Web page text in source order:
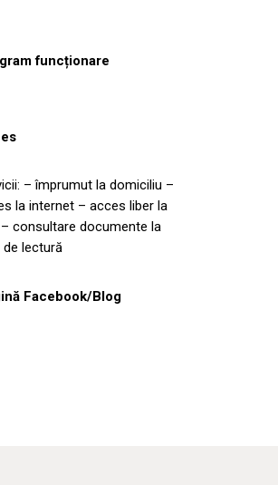
funcționare
– împrumut la domiciliu –
la internet – acces liber la
consultare documente la
de lectură
Facebook/Blog